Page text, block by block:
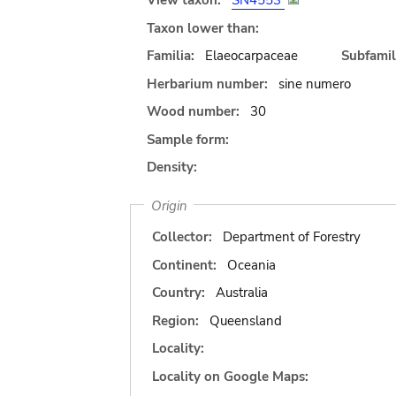
Taxon lower than:
Familia:
Elaeocarpaceae
Herbarium number:
sine numero
Wood number:
30
Sample form:
Density:
Origin
Collector:
Department of Forestry
Continent:
Oceania
Country:
Australia
Region:
Queensland
Locality:
Locality on Google Maps: